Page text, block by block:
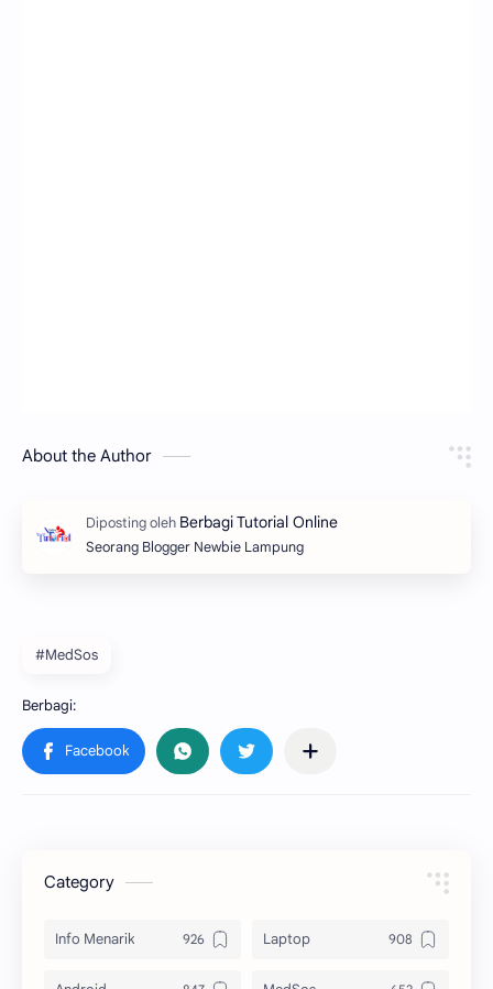
About the Author
Seorang Blogger Newbie Lampung
#MedSos
Category
Info Menarik Laptop